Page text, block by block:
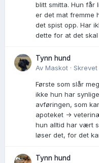
blitt smitta. Hun får
er det mat fremme
det spist opp. Har
dette for at det
Tynn hund
Av Maskot · Skrevet
Første som slår
ikke hun har
avføringen, som
apoteket ->
hun alltid har vært
løser det, for det
Tynn hund